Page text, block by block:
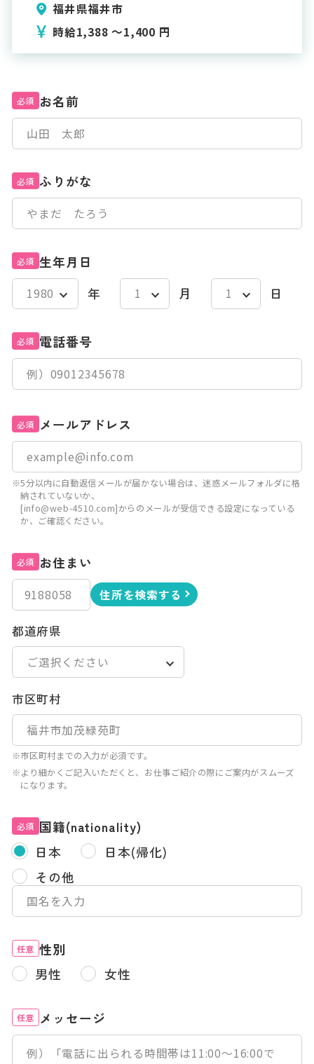
福井県福井市
時給1,388 〜1,400 円
必須 お名前
必須 ふりがな
必須 生年月日
年
月 日
必須 電話番号
必須 メールアドレス
※5分以内に自動返信メールが届かない場合は、迷惑メールフォルダに格
納されていないか、
[info@web-4510.com]からのメールが受信できる設定になっている
か、ご確認ください。
必須 お住まい
住所を検索する
都道府県
市区町村
※市区町村までの入力が必須です。
※より細かくご記入いただくと、お仕事ご紹介の際にご案内がスムーズ
になります。
必須 国籍(nationality)
日本
日本(帰化)
その他
任意 性別
男性
女性
任意 メッセージ